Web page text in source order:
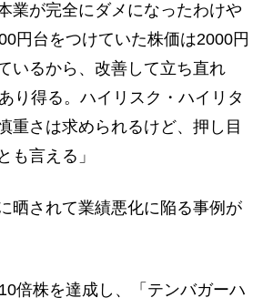
業が完全にダメになったわけや
円台をつけていた株価は2000円
いるから、改善して立ち直れ
り得る。ハイリスク・ハイリタ
重さは求められるけど、押し目
も言える」
晒されて業績悪化に陥る事例が
倍株を達成し、「テンバガーハ